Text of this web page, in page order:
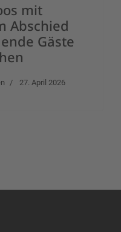
mit
Abschied
Gäste
27. April 2026